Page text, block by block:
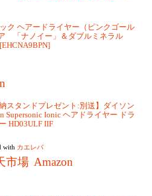
ク ヘアードライヤー（ピンクゴール
「ナノイー」＆ダブルミネラル
納スタンドプレゼント:別送】ダイソン
Supersonic Ionic ヘアドライヤー ドラ
HD03ULF IIF
with カエレバ
市場 Amazon